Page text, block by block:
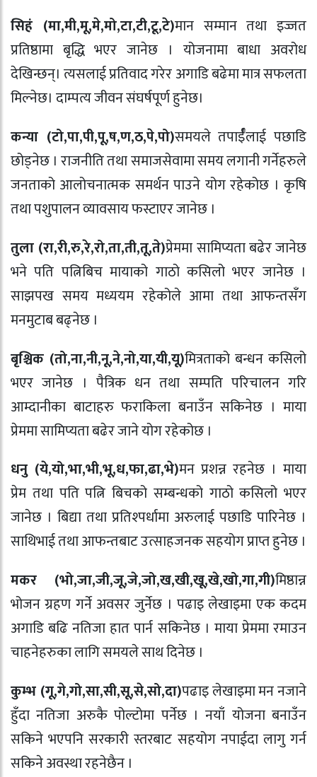
सिहं (मा,मी,मू,मे,मो,टा,टी,टू,टे)मान सम्मान तथा इज्जत
प्रतिष्ठामा बृद्धि भएर जानेछ । योजनामा बाधा अवरोध
देखिन्छन्। त्यसलाई प्रतिवाद गरेर अगाडि बढेमा मात्र सफलता
मिल्नेछ। दाम्पत्य जीवन संघर्षपूर्ण हुनेछ।
कन्या (टो,पा,पी,पू,ष,ण,ठ,पे,पो)समयले तपार्ईँलाई पछाडि
छोड्नेछ । राजनीति तथा समाजसेवामा समय लगानी गर्नेहरुले
जनताको आलोचनात्मक समर्थन पाउने योग रहेकोछ । कृषि
तथा पशुपालन व्यावसाय फस्टाएर जानेछ ।
तुला (रा,री,रु,रे,रो,ता,ती,तू,ते)प्रेममा सामिप्यता बढेर जानेछ
भने पति पत्निबिच मायाको गाठो कसिलो भएर जानेछ ।
साझपख समय मध्ययम रहेकोले आमा तथा आफन्तसँग
मनमुटाब बढ्नेछ ।
बृश्चिक (तो,ना,नी,नू,ने,नो,या,यी,यू)मित्रताको बन्धन कसिलो
भएर जानेछ । पैत्रिक धन तथा सम्पति परिचालन गरि
आम्दानीका बाटाहरु फराकिला बनाउँन सकिनेछ । माया
प्रेममा सामिप्यता बढेर जाने योग रहेकोछ ।
धनु (ये,यो,भा,भी,भू,ध,फा,ढा,भे)मन प्रशन्न रहनेछ । माया
प्रेम तथा पति पत्नि बिचको सम्बन्धको गाठो कसिलो भएर
जानेछ । बिद्या तथा प्रतिश्पर्धामा अरुलाई पछाडि पारिनेछ ।
साथिभाई तथा आफन्तबाट उत्साहजनक सहयोग प्राप्त हुनेछ ।
मकर (भो,जा,जी,जू,जे,जो,ख,खी,खू,खे,खो,गा,गी)मिष्ठान्न
भोजन ग्रहण गर्ने अवसर जुर्नेछ । पढाइ लेखाइमा एक कदम
अगाडि बढि नतिजा हात पार्न सकिनेछ । माया प्रेममा रमाउन
चाहनेहरुका लागि समयले साथ दिनेछ ।
कुम्भ (गू,गे,गो,सा,सी,सू,से,सो,दा)पढाइ लेखाइमा मन नजाने
हुँदा नतिजा अरुकै पोल्टोमा पर्नेछ । नयाँ योजना बनाउँन
सकिने भएपनि सरकारी स्तरबाट सहयोग नपाईदा लागु गर्न
सकिने अवस्था रहनेछैन ।